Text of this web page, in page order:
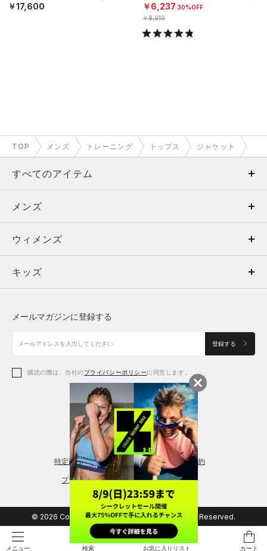
メニュー 検索 お気に入りリスト カート
￥17,600 ￥6,237 30%OFF
￥8,910
TOP メンズ トレーニング トップス ジャケット
すべてのアイテム
メンズ
ウィメンズ
キッズ
アクセサリー
メンズ
トップス
ボトムス
アクセサリー
ウィメンズ
トップス
シューズ
アクセサリー
レギンス＆タイツ
キッズ
シューズ
メールマガジンに登録する
登録する
購読の際は、当社のプライバシーポリシーに同意します。
特定商取引法に基づく通販の表記 会員規約
プライバシーポリシー
© 2026 Copyright DOME Corporation. All Rights Reserved.